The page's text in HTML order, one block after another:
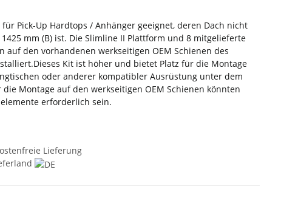
Pick-Up Hardtops / Anhänger geeignet, deren Dach nicht
mm (B) ist. Die Slimline II Plattform und 8 mitgelieferte
auf den vorhandenen werkseitigen OEM Schienen des
Kit ist höher und bietet Platz für die Montage
oder anderer kompatibler Ausrüstung unter dem
die Montage auf den werkseitigen OEM Schienen könnten
erforderlich sein.
Lieferung